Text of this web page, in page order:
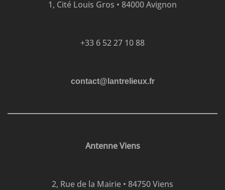
1, Cité Louis Gros • 84000 Avignon
+33 6 52 27 10 88
contact@lantrelieux.fr
Antenne Viens
2, Rue de la Mairie • 84750 Viens